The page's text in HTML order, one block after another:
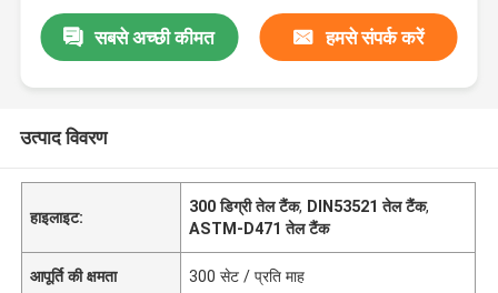
सबसे अच्छी कीमत हमसे संपर्क करें
उत्पाद विवरण
हाइलाइट:
300 डिग्री तेल टैंक, DIN53521 तेल टैंक,
ASTM-D471 तेल टैंक
आपूर्ति की क्षमता 300 सेट / प्रति माह